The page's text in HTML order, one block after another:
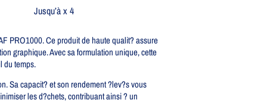
Jusqu’à x 4
PRO1000. Ce produit de haute qualit? assure
graphique. Avec sa formulation unique, cette
du temps.
Sa capacit? et son rendement ?lev?s vous
les d?chets, contribuant ainsi ? un